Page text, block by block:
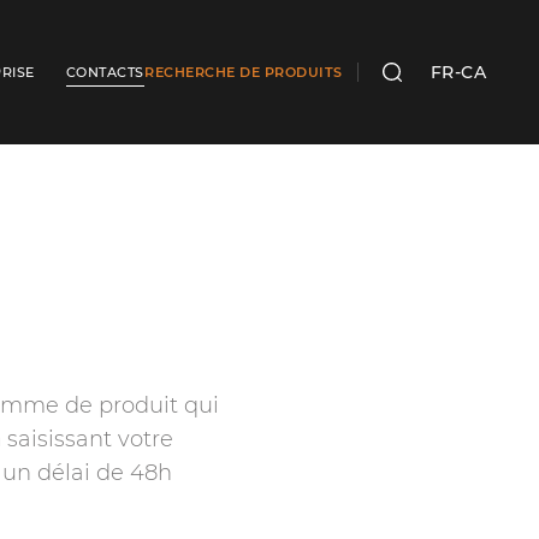
CONTACTSRECHERCHE DE PRODUITS RECHERCHER
FR-CA
de produit qui
votre
délai de 48h